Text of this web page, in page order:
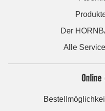
Der
Alle